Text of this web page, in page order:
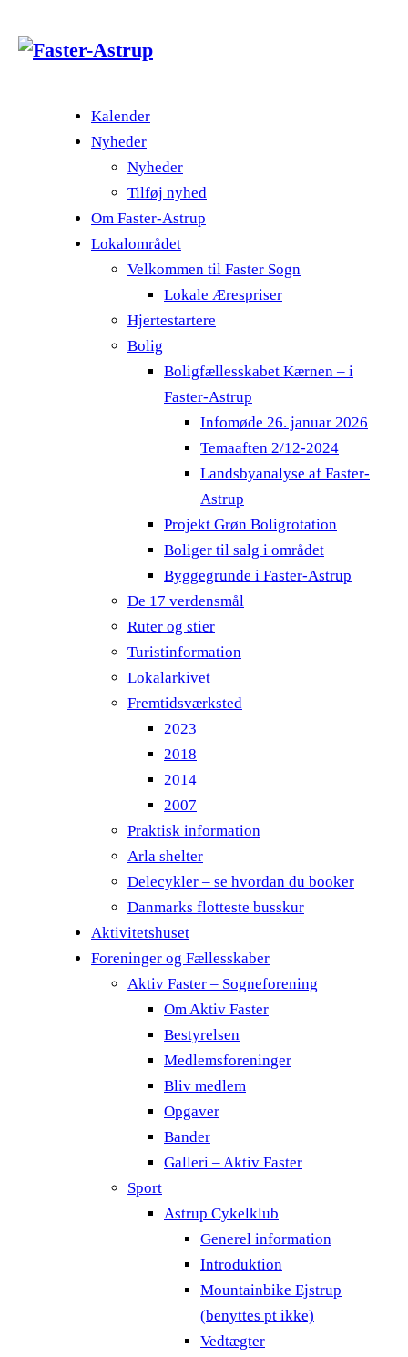
Kalender
Nyheder
Nyheder
Tilføj nyhed
Om Faster-Astrup
Lokalområdet
Velkommen til Faster Sogn
Lokale Ærespriser
Hjertestartere
Bolig
Boligfællesskabet Kærnen – i
Faster-Astrup
Infomøde 26. januar 2026
Temaaften 2/12-2024
Landsbyanalyse af Faster-
Astrup
Projekt Grøn Boligrotation
Boliger til salg i området
Byggegrunde i Faster-Astrup
De 17 verdensmål
Ruter og stier
Turistinformation
Lokalarkivet
Fremtidsværksted
2023
2018
2014
2007
Praktisk information
Arla shelter
Delecykler – se hvordan du booker
Danmarks flotteste busskur
Aktivitetshuset
Foreninger og Fællesskaber
Aktiv Faster – Sogneforening
Om Aktiv Faster
Bestyrelsen
Medlemsforeninger
Bliv medlem
Opgaver
Bander
Galleri – Aktiv Faster
Sport
Astrup Cykelklub
Generel information
Introduktion
Mountainbike Ejstrup
(benyttes pt ikke)
Vedtægter